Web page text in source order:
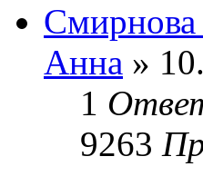
Смирнова
Анна »
1
9263